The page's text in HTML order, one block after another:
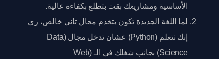
الأساسية ومشاريعك بقت بتطلع بكفاءة عالية.
لما اللغة الجديدة تكون بتخدم مجال تاني خالص، زي
إنك تتعلم (Python) عشان تدخل مجال (Data
Science) بجانب شغلك في الـ (Web